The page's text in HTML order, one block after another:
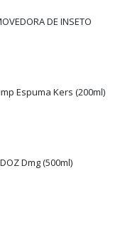
DE INSETO
Espuma Kers (200ml)
Dmg (500ml)